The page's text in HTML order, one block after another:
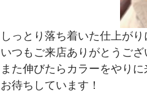
しっとり落ち着いた仕上が
いつもご来店ありがとうござ
また伸びたらカラーをやり
お待ちしています！